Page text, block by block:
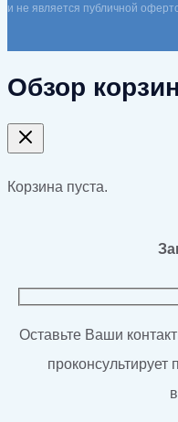
и не является публичной
Обзор
Корзина пуста.
Оставьте Ваши